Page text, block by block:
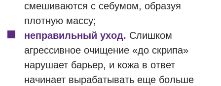
смешиваются с себумом, образуя
плотную массу;
неправильный уход. Слишком
агрессивное очищение «до скрипа»
нарушает барьер, и кожа в ответ
начинает вырабатывать еще больше